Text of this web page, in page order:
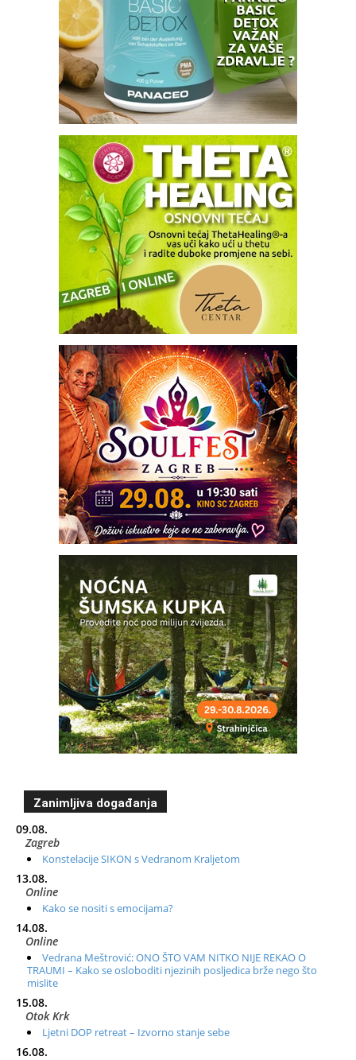
Zanimljiva događanja
09.08.
Zagreb
Konstelacije SIKON s Vedranom Kraljetom
13.08.
Online
Kako se nositi s emocijama?
14.08.
Online
Vedrana Meštrović: ONO ŠTO VAM NITKO NIJE REKAO O
TRAUMI – Kako se osloboditi njezinih posljedica brže nego što
mislite
15.08.
Otok Krk
Ljetni DOP retreat – Izvorno stanje sebe
16.08.